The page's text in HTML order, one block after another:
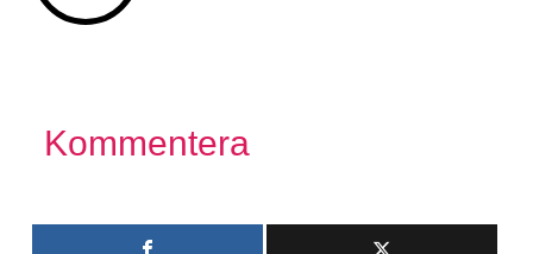
Kommentera